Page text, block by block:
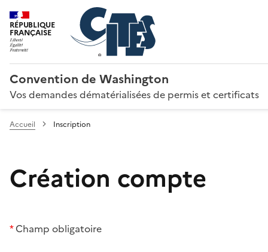
RÉPUBLIQUE
FRANÇAISE
Convention de Washington
Vos demandes dématérialisées de permis et certificats
Accueil Inscription
Création compte
*Champ obligatoire